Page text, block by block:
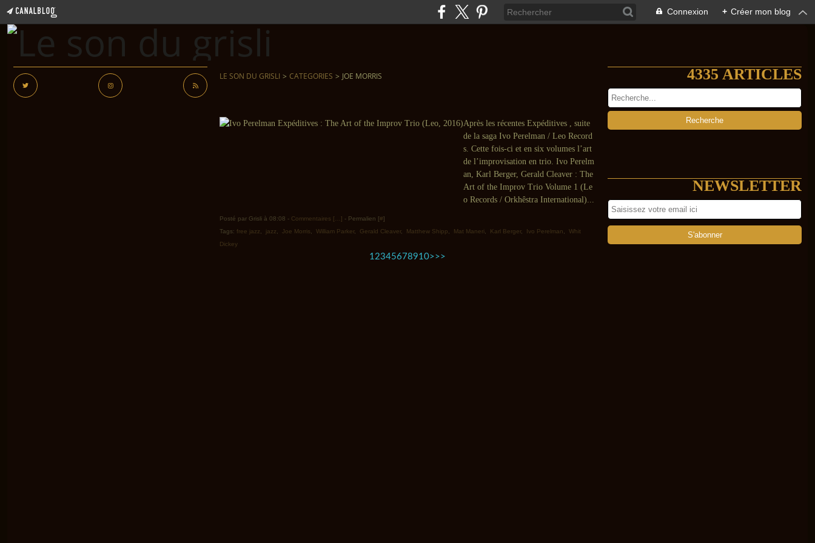
Connexion + Créer mon blog
LE SON DU GRISLI > CATEGORIES > JOE MORRIS
Après les récentes Expéditives , suite
de la saga Ivo Perelman / Leo Record
s. Cette fois-ci et en six volumes l’art
de l’improvisation en trio. Ivo Perelm
an, Karl Berger, Gerald Cleaver : The
Art of the Improv Trio Volume 1 (Le
o Records / Orkhêstra International)...
Posté par Grisli à 08:08 - Commentaires [ ] - Permalien [#]
Tags: free jazz jazz Joe Morris William Parker, Gerald Cleaver, Matthew Shipp Mat Maneri Karl Berger, Ivo Perelman
Whit
Dickey
123456 78910
20
30 >>>
4335 ARTICLES
NEWSLETTER